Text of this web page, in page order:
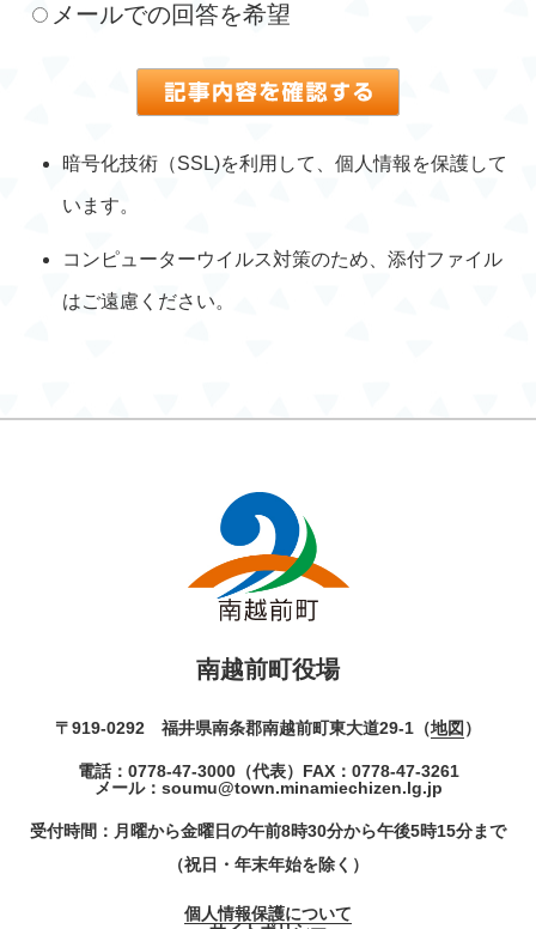
メールでの回答を希望
暗号化技術（SSL)を利用して、個人情報を保護して
います。
コンピューターウイルス対策のため、添付ファイル
はご遠慮ください。
南越前町役場
〒919-0292 福井県南条郡南越前町東大道29-1（地図 ）
電話： 0778-47-3000（代表） FAX：0778-47-3261
メール： soumu@town.minamiechizen.lg.jp
受付時間：月曜から金曜日の午前8時30分から午後5時15分まで
（祝日・年末年始を除く）
個人情報保護について